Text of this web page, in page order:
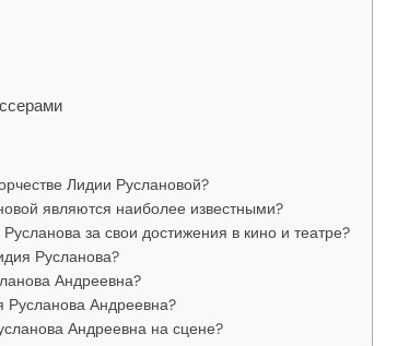
Лидии Руслановой?
являются наиболее известными?
за свои достижения в кино и театре?
Русланова?
Андреевна?
Русланова Андреевна?
Андреевна на сцене?